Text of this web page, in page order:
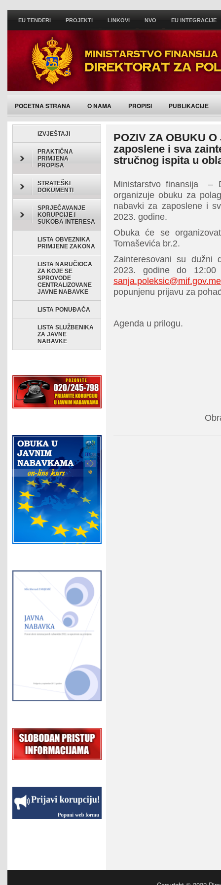
EU TENDERI PROJEKTI LINKOVI NVO EU INTEGRACIJE
POČETNA STRANA O NAMA PROPISI PUBLIKACIJE
IZVJEŠTAJI
PRAKTIČNA
PRIMJENA
PROPISA
STRATEŠKI
DOKUMENTI
SPRJEČAVANJE
KORUPCIJE I
SUKOBA INTERESA
LISTA OBVEZNIKA
PRIMJENE ZAKONA
LISTA NARUČIOCA
ZA KOJE SE
SPROVODE
CENTRALIZOVANE
JAVNE NABAVKE
LISTA PONUĐAČA
LISTA SLUŽBENIKA
ZA JAVNE
NABAVKE
POZIV ZA OBUKU
zaposlene i sva
stručnog ispita u
Ministarstvo finansija –
organizuje obuku za
nabavki za zaposlene i
2023. godine.
Obuka će se
Tomaševića br.2.
Zainteresovani su dužni
2023. godine do
sanja.poleksic@mif.gov.me
popunjenu prijavu za
Agenda u prilogu.